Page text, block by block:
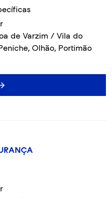
de Varzim / Vila do
Olhão, Portimão